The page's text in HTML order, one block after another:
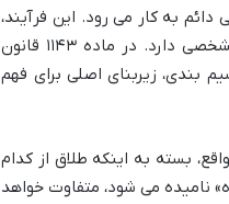
به کار می رود. این فرآیند،
دارد. در
ماده ۱۱۴۳ قانون
بندی، زیربنای اصلی برای فهم
بسته به اینکه طلاق از کدام
نامیده می شود، متفاوت خواهد